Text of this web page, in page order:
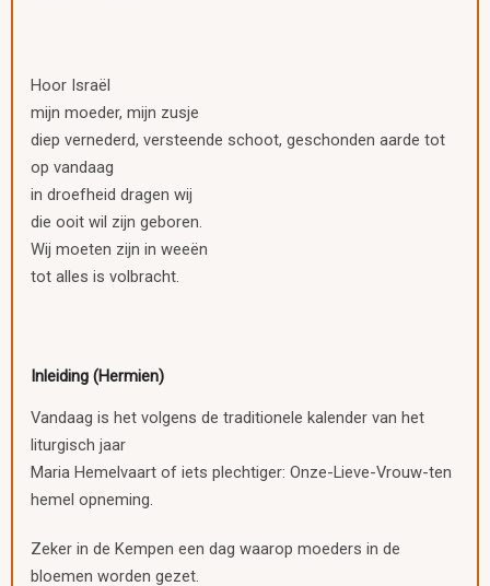
Hoor Israël
mijn moeder, mijn zusje
diep vernederd, versteende schoot, geschonden aarde tot
op vandaag
in droefheid dragen wij
die ooit wil zijn geboren.
Wij moeten zijn in weeën
tot alles is volbracht.
Inleiding (Hermien)
Vandaag is het volgens de traditionele kalender van het
liturgisch jaar
Maria Hemelvaart of iets plechtiger: Onze-Lieve-Vrouw-ten
hemel opneming.
Zeker in de Kempen een dag waarop moeders in de
bloemen worden gezet.